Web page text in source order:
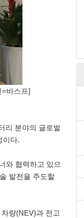
바스프]
리 분야의 글로벌
이다.
와 협력하고 있으
발전을 주도할
량(NEV)과 전고